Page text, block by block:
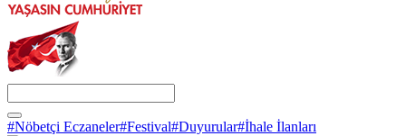
#Nöbetçi Eczaneler#Festival#Duyurular#İhale İlanları